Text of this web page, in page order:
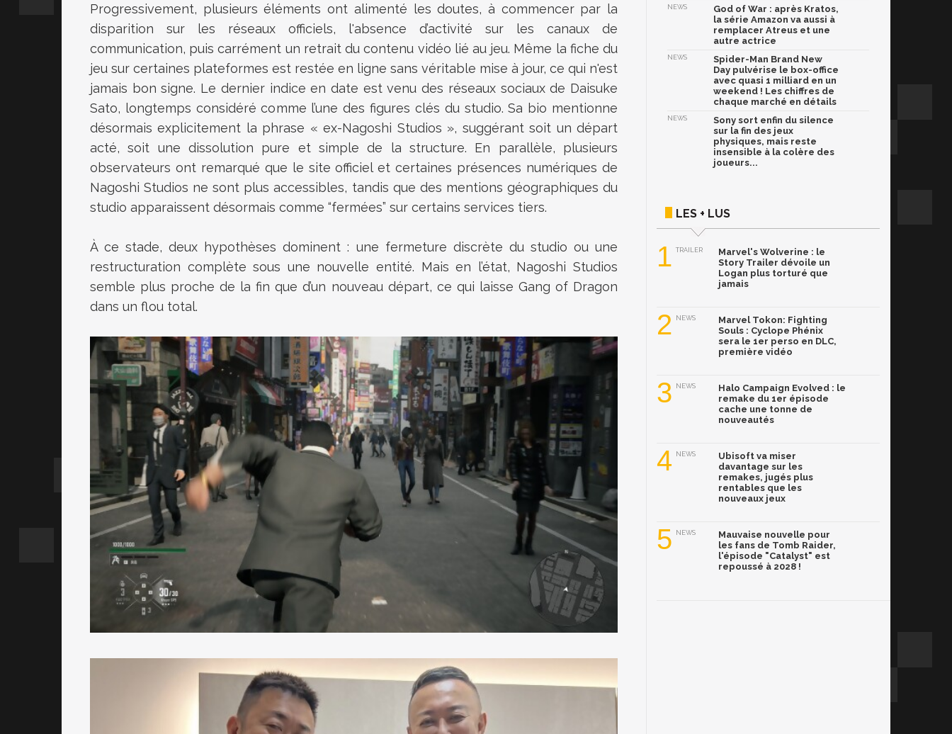
Progressivement, plusieurs éléments ont alimenté les doutes, à commencer par la
disparition sur les réseaux officiels, l'absence d’activité sur les canaux de
communication, puis carrément un retrait du contenu vidéo lié au jeu. Même la fiche du
jeu sur certaines plateformes est restée en ligne sans véritable mise à jour, ce qui n'est
jamais bon signe. Le dernier indice en date est venu des réseaux sociaux de Daisuke
Sato, longtemps considéré comme l’une des figures clés du studio. Sa bio mentionne
désormais explicitement la phrase « ex-Nagoshi Studios », suggérant soit un départ
acté, soit une dissolution pure et simple de la structure. En parallèle, plusieurs
observateurs ont remarqué que le site officiel et certaines présences numériques de
Nagoshi Studios ne sont plus accessibles, tandis que des mentions géographiques du
studio apparaissent désormais comme “fermées” sur certains services tiers.
À ce stade, deux hypothèses dominent : une fermeture discrète du studio ou une
restructuration complète sous une nouvelle entité. Mais en l’état, Nagoshi Studios
semble plus proche de la fin que d’un nouveau départ, ce qui laisse Gang of Dragon
dans un flou total.
NEWS
God of War : après Kratos,
la série Amazon va aussi à
remplacer Atreus et une
autre actrice
NEWS
Spider-Man Brand New
Day pulvérise le box-office
avec quasi 1 milliard en un
weekend ! Les chiffres de
chaque marché en détails
NEWS
Sony sort enfin du silence
sur la fin des jeux
physiques, mais reste
insensible à la colère des
joueurs...
LES + LUS
1 TRAILER
Marvel's Wolverine : le
Story Trailer dévoile un
Logan plus torturé que
jamais
2 NEWS
Marvel Tokon: Fighting
Souls : Cyclope Phénix
sera le 1er perso en DLC,
première vidéo
3 NEWS
Halo Campaign Evolved : le
remake du 1er épisode
cache une tonne de
nouveautés
4 NEWS
Ubisoft va miser
davantage sur les
remakes, jugés plus
rentables que les
nouveaux jeux
5 NEWS
Mauvaise nouvelle pour
les fans de Tomb Raider,
l'épisode "Catalyst" est
repoussé à 2028 !